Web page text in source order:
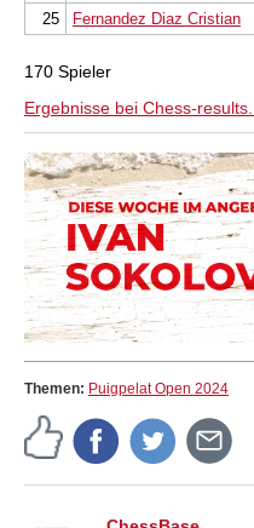
25
Fernandez Diaz Cristian
170 Spieler
Ergebnisse bei Chess-results...
Themen: Puigpelat Open 2024